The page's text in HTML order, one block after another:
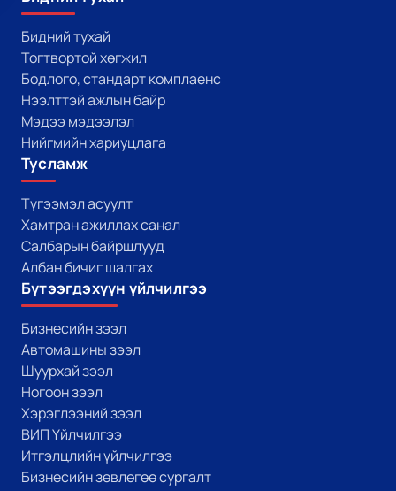
Бидний тухай
Тогтвортой хөгжил
Бодлого, стандарт комплаенс
Нээлттэй ажлын байр
Мэдээ мэдээлэл
Нийгмийн хариуцлага
Тусламж
Түгээмэл асуулт
Хамтран ажиллах санал
Салбарын байршлууд
Албан бичиг шалгах
Бүтээгдэхүүн үйлчилгээ
Бизнесийн зээл
Автомашины зээл
Шуурхай зээл
Ногоон зээл
Хэрэглээний зээл
ВИП Үйлчилгээ
Итгэлцлийн үйлчилгээ
Бизнесийн зөвлөгөө сургалт